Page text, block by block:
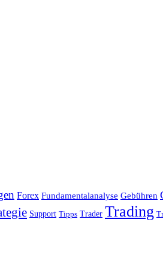
Forex Fundamentalanalyse Gebühren
Support Tipps Trader Trading